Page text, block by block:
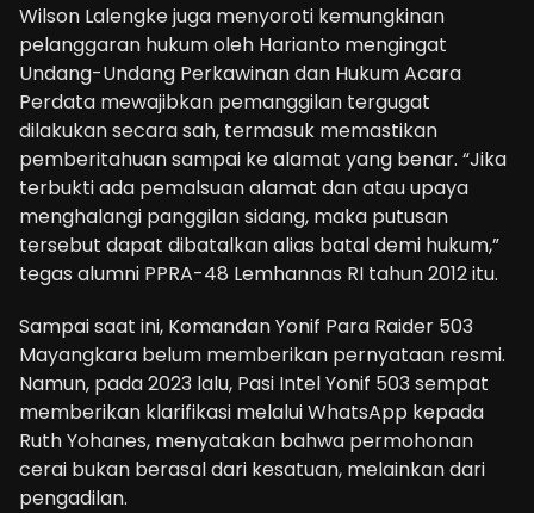
Wilson Lalengke juga menyoroti kemungkinan
pelanggaran hukum oleh Harianto mengingat
Undang-Undang Perkawinan dan Hukum Acara
Perdata mewajibkan pemanggilan tergugat
dilakukan secara sah, termasuk memastikan
pemberitahuan sampai ke alamat yang benar. “Jika
terbukti ada pemalsuan alamat dan atau upaya
menghalangi panggilan sidang, maka putusan
tersebut dapat dibatalkan alias batal demi hukum,”
tegas alumni PPRA-48 Lemhannas RI tahun 2012 itu.
Sampai saat ini, Komandan Yonif Para Raider 503
Mayangkara belum memberikan pernyataan resmi.
Namun, pada 2023 lalu, Pasi Intel Yonif 503 sempat
memberikan klarifikasi melalui WhatsApp kepada
Ruth Yohanes, menyatakan bahwa permohonan
cerai bukan berasal dari kesatuan, melainkan dari
pengadilan.